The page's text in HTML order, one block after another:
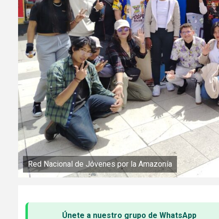
Red Nacional de Jóvenes por la Amazonía
Únete a nuestro grupo de WhatsApp